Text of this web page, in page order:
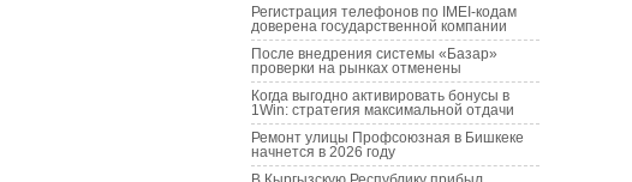
Регистрация телефонов по IMEI-кодам
доверена государственной компании
После внедрения системы «Базар»
проверки на рынках отменены
Когда выгодно активировать бонусы в
1Win: стратегия максимальной отдачи
Ремонт улицы Профсоюзная в Бишкеке
начнется в 2026 году